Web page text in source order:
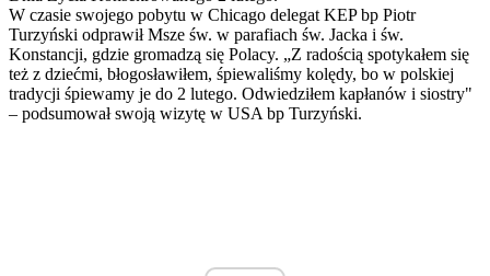
W czasie swojego pobytu w Chicago delegat KEP bp Piotr
Turzyński odprawił Msze św. w parafiach św. Jacka i św.
Konstancji, gdzie gromadzą się Polacy. „Z radością spotykałem się
też z dziećmi, błogosławiłem, śpiewaliśmy kolędy, bo w polskiej
tradycji śpiewamy je do 2 lutego. Odwiedziłem kapłanów i siostry"
– podsumował swoją wizytę w USA bp Turzyński.